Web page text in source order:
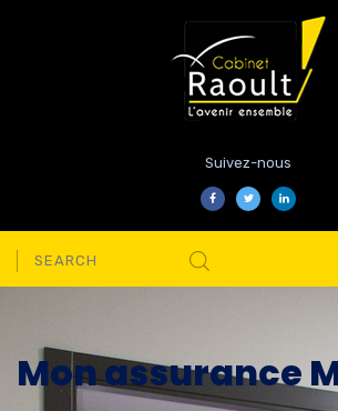
Suivez-nous
Mon assurance